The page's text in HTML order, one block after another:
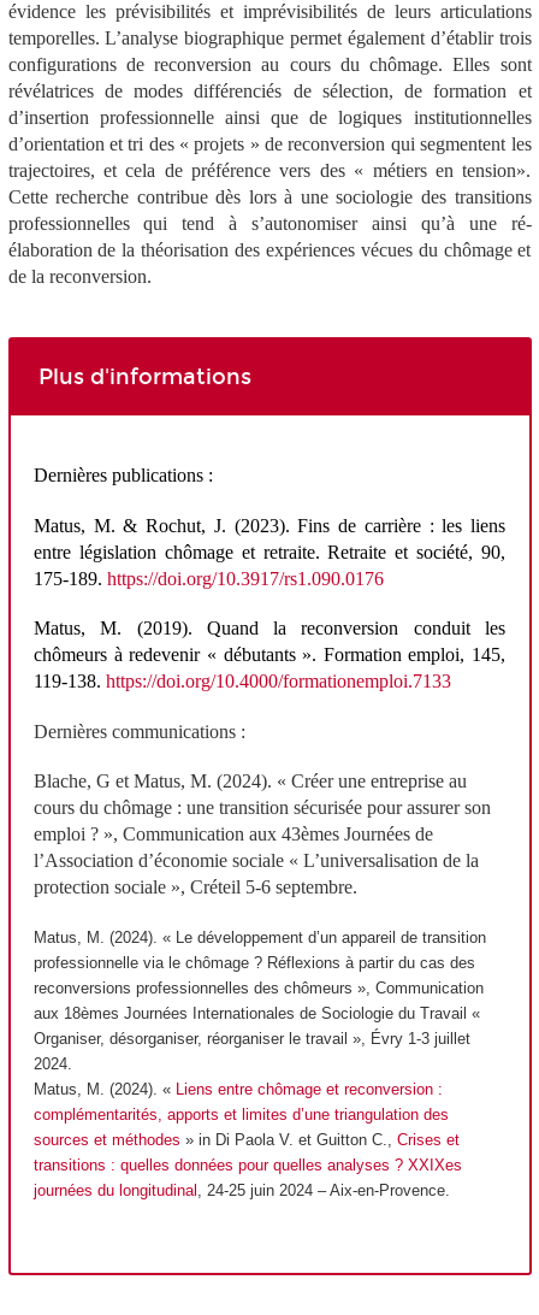
évidence les prévisibilités et imprévisibilités de leurs articulations
temporelles. L’analyse biographique permet également d’établir trois
configurations de reconversion au cours du chômage. Elles sont
révélatrices de modes différenciés de sélection, de formation et
d’insertion professionnelle ainsi que de logiques institutionnelles
d’orientation et tri des « projets » de reconversion qui segmentent les
trajectoires, et cela de préférence vers des « métiers en tension».
Cette recherche contribue dès lors à une sociologie des transitions
professionnelles qui tend à s’autonomiser ainsi qu’à une ré-
élaboration de la théorisation des expériences vécues du chômage et
de la reconversion.
Plus d'informations
Dernières publications :
Matus, M. & Rochut, J. (2023). Fins de carrière : les liens
entre législation chômage et retraite.Retraite et société, 90,
175-189. https://doi.org/10.3917/rs1.090.0176
Matus, M. (2019). Quand la reconversion conduit les
chômeurs à redevenir « débutants ». Formation emploi, 145,
119-138. https://doi.org/10.4000/formationemploi.7133
Dernières communications :
Blache, G et Matus, M. (2024). « Créer une entreprise au
cours du chômage : une transition sécurisée pour assurer son
emploi ? », Communication aux 43èmes Journées de
l’Association d’économie sociale « L’universalisation de la
protection sociale », Créteil 5-6 septembre.
Matus, M. (2024). « Le développement d’un appareil de transition
professionnelle via le chômage ? Réflexions à partir du cas des
reconversions professionnelles des chômeurs », Communication
aux 18èmes Journées Internationales de Sociologie du Travail «
Organiser, désorganiser, réorganiser le travail », Évry 1-3 juillet
2024.
Matus, M. (2024). «
Liens entre chômage et reconversion :
complémentarités, apports et limites d’une triangulation des
sources et méthodes » in Di Paola V. et Guitton C., Crises et
transitions : quelles données pour quelles analyses ? XXIXes
journées du longitudinal
24-25 juin 2024 – Aix-en-Provence.